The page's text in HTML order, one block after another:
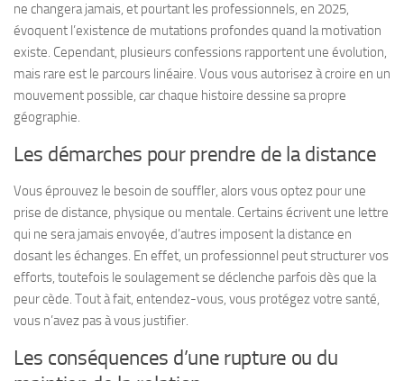
ne changera jamais, et pourtant les professionnels, en 2025,
évoquent l’existence de mutations profondes quand la motivation
existe. Cependant, plusieurs confessions rapportent une évolution,
mais rare est le parcours linéaire. Vous vous autorisez à croire en un
mouvement possible, car chaque histoire dessine sa propre
géographie.
Les démarches pour prendre de la distance
Vous éprouvez le besoin de souffler, alors vous optez pour une
prise de distance, physique ou mentale. Certains écrivent une lettre
qui ne sera jamais envoyée, d’autres imposent la distance en
dosant les échanges. En effet, un professionnel peut structurer vos
efforts, toutefois le soulagement se déclenche parfois dès que la
peur cède. Tout à fait, entendez-vous, vous protégez votre santé,
vous n’avez pas à vous justifier.
Les conséquences d’une rupture ou du